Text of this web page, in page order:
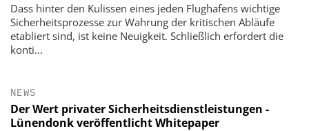
Dass hinter den Kulissen eines jeden Flughafens wichtige
Sicherheitsprozesse zur Wahrung der kritischen Abläufe
etabliert sind, ist keine Neuigkeit. Schließlich erfordert die
konti...
NEWS
Der Wert privater Sicherheitsdienstleistungen -
Lünendonk veröffentlicht Whitepaper